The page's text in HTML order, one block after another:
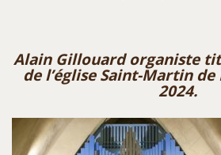
Alain Gillouardorganiste
de l’église Saint-Martin de
2024.